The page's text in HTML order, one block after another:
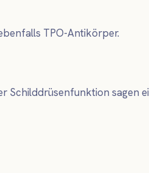
TPO-Antikörper.
Schilddrüsenfunktion sagen